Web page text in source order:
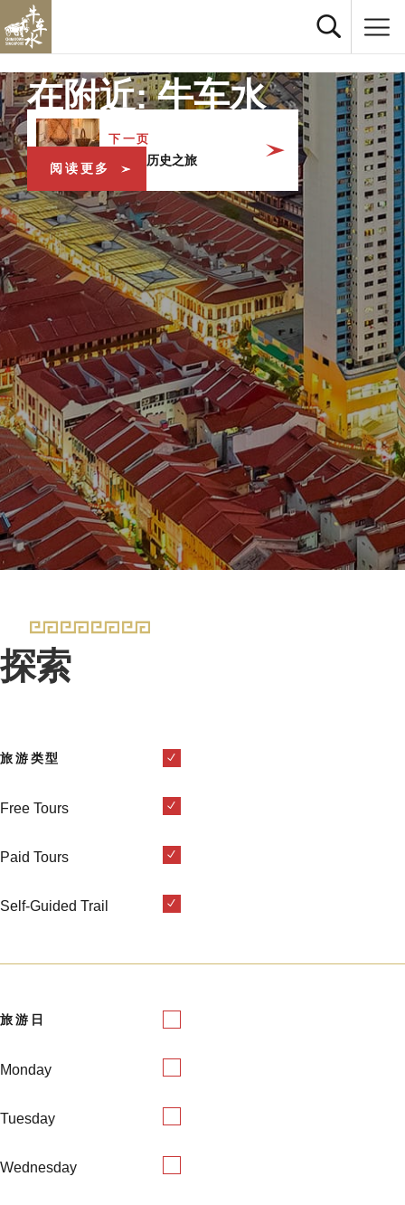
在附近: 牛车水
下一页
新加坡历史之旅
阅读更多
探索
旅游类型
Free Tours
Paid Tours
Self-Guided Trail
旅游日
Monday
Tuesday
Wednesday